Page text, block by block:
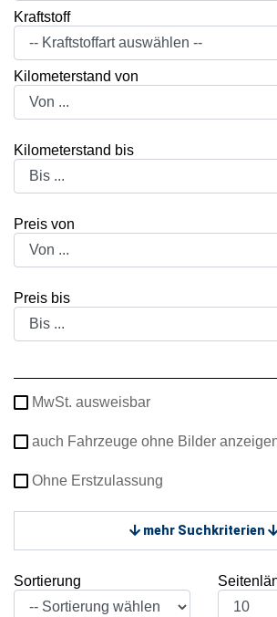
Kraftstoff
Kilometerstand von
Kilometerstand bis
Preis von
Preis bis
MwSt. ausweisbar
auch Fahrzeuge ohne Bilder
Ohne Erstzulassung
mehr Suchkriterien
Sortierung